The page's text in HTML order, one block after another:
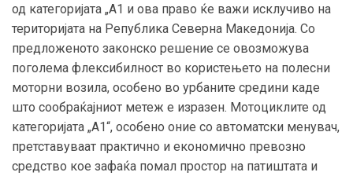
од категоријата „А1 и ова право ќе важи исклучиво на
територијата на Република Северна Македонија. Со
предложеното законско решение се овозможува
поголема флексибилност во користењето на полесни
моторни возила, особено во урбаните средини каде
што сообраќајниот метеж е изразен. Мотоциклите од
категоријата „А1“, особено оние со автоматски менувач,
претставуваат практично и економично превозно
средство кое зафаќа помал простор на патиштата и